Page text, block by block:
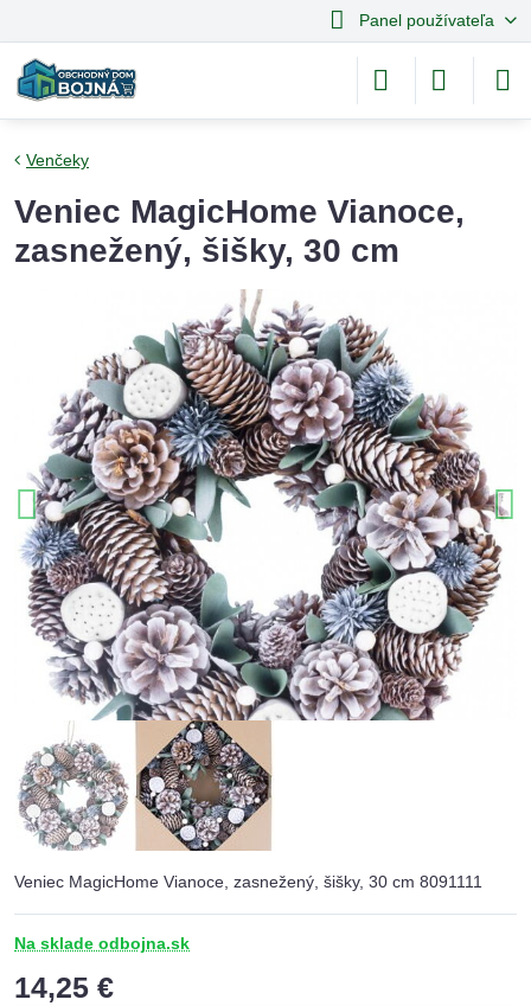
Panel používateľa
Venčeky
Veniec MagicHome Vianoce,
zasnežený, šišky, 30 cm
Veniec MagicHome Vianoce, zasnežený, šišky, 30 cm 8091111
Na sklade odbojna.sk
14,25 €